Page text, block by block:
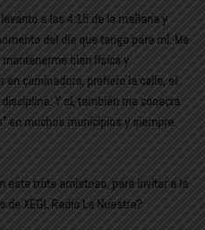
a las 4:15 de la mañana y
del día que tengo para mí. Me
bien física y
en caminadora, prefiero la calle, el
Y sí, también me conecta
en muchos municipios y siempre
este trote amistoso, para invitar a la
XEGL Radio La Nuestra?